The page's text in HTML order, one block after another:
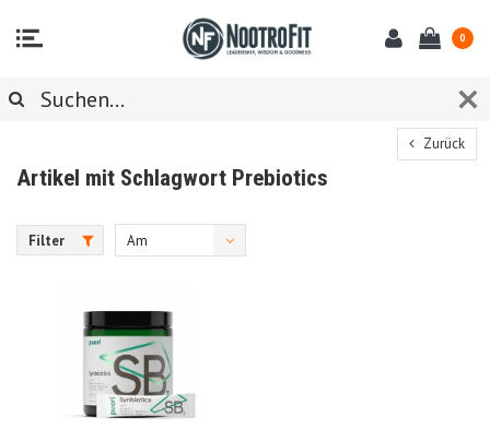
0
Zurück
Artikel mit Schlagwort Prebiotics
Filter
Am